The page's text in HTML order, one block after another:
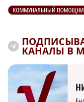
КОММУНАЛЬНЫЙ
КАНАЛЫ В